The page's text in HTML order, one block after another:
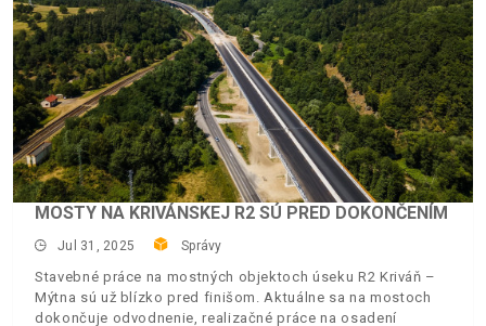
MOSTY NA KRIVÁNSKEJ R2 SÚ PRED DOKONČENÍM
Jul 31, 2025 Správy
Stavebné práce na mostných objektoch úseku R2 Kriváň –
Mýtna sú už blízko pred finišom. Aktuálne sa na mostoch
dokončuje odvodnenie, realizačné práce na osadení